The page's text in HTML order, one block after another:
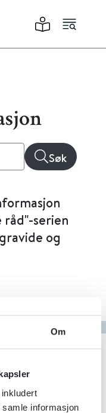
Om
informasjon
Søk
råd"-serien
og
Alfabetisk